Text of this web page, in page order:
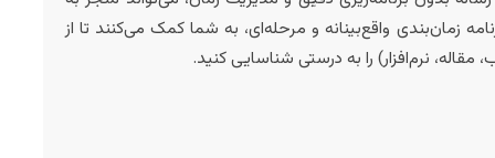
زمان‌بندی واقع‌بینانه و مرحله‌ای، به شما کمک می‌کنند تا از
نرم‌افزار) را به درستی شناسایی کنید.